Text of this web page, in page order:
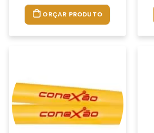
ORÇAR PRODUTO